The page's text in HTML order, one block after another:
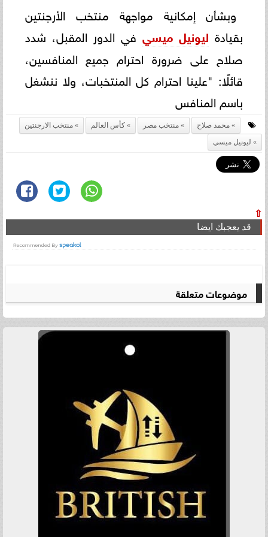
وبشأن إمكانية مواجهة منتخب الأرجنتين
بقيادة ليونيل ميسي في الدور المقبل، شدد
صلاح على ضرورة احترام جميع المنافسين،
قائلًا: "علينا احترام كل المنتخبات، ولا ننشغل
باسم المنافس
محمد صلاح منتخب مصر كأس العالم
منتخب الارجنتين
ليونيل ميسي
⇧
قد يعجبك ايضا
موضوعات متعلقة